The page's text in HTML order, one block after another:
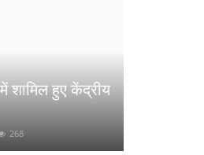
हुए केंद्रीय
268